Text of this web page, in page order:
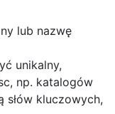
lub nazwę
unikalny,
np. katalogów
słów kluczowych,